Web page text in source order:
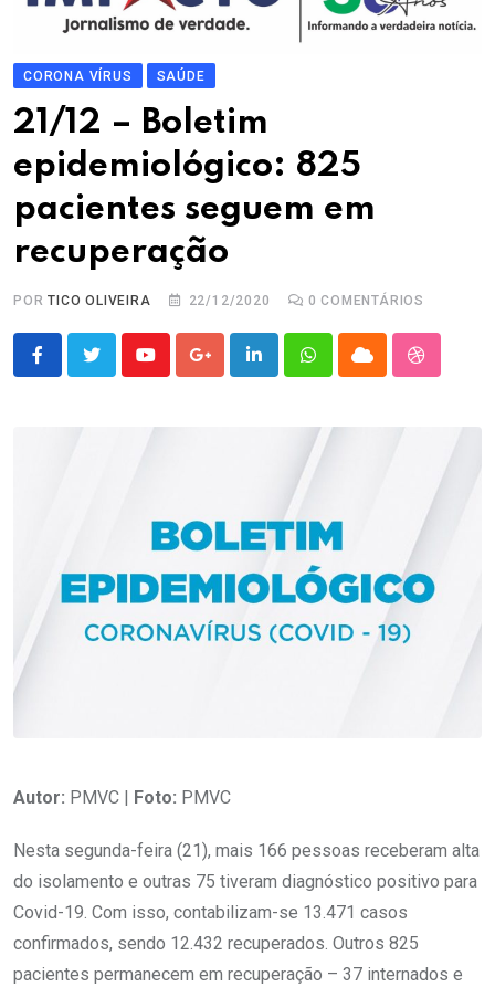
CORONA VÍRUS SAÚDE
21/12 – Boletim
epidemiológico: 825
pacientes seguem em
recuperação
PORTICO OLIVEIRA 22/12/2020 0 COMENTÁRIOS
YoutubeGoogle+LinkedInWhatsappCloud
Autor: PMVC | Foto: PMVC
Nesta segunda-feira (21), mais 166 pessoas receberam alta
do isolamento e outras 75 tiveram diagnóstico positivo para
Covid-19. Com isso, contabilizam-se 13.471 casos
confirmados, sendo 12.432 recuperados. Outros 825
pacientes permanecem em recuperação – 37 internados e